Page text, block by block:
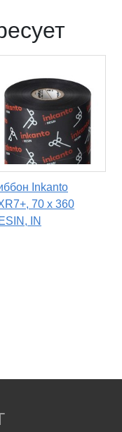
Inkanto
70 х 360
IN